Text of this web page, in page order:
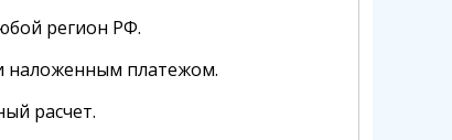
регион РФ.
наложенным платежом.
расчет.